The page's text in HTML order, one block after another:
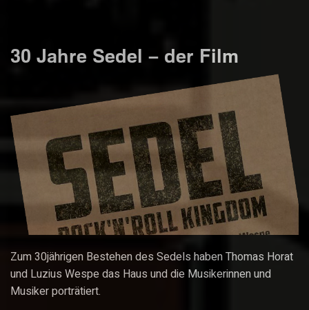
30 Jahre Sedel – der Film
Zum 30jährigen Bestehen des Sedels haben Thomas Horat
und Luzius Wespe das Haus und die Musikerinnen und
Musiker porträtiert.